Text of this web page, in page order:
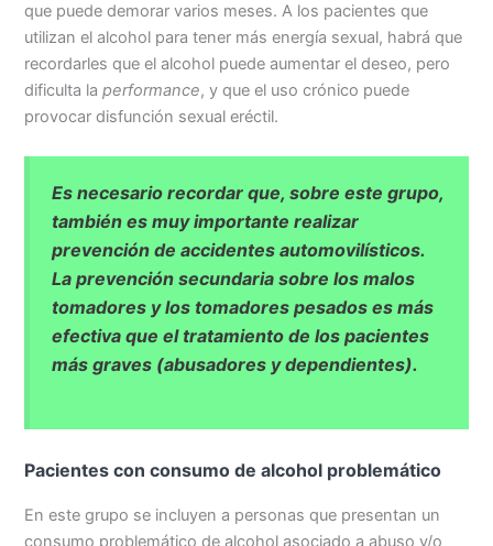
que puede demorar varios meses. A los pacientes que
utilizan el alcohol para tener más energía sexual, habrá que
recordarles que el alcohol puede aumentar el deseo, pero
dificulta laperformance, y que el uso crónico puede
provocar disfunción sexual eréctil.
Es necesario recordar que, sobre este grupo,
también es muy importante realizar
prevención de accidentes automovilísticos.
La prevención secundaria sobre los malos
tomadores y los tomadores pesados es más
efectiva que el tratamiento de los pacientes
más graves (abusadores y dependientes).
Pacientes con consumo de alcohol problemático
En este grupo se incluyen a personas que presentan un
consumo problemático de alcohol asociado a abuso y/o